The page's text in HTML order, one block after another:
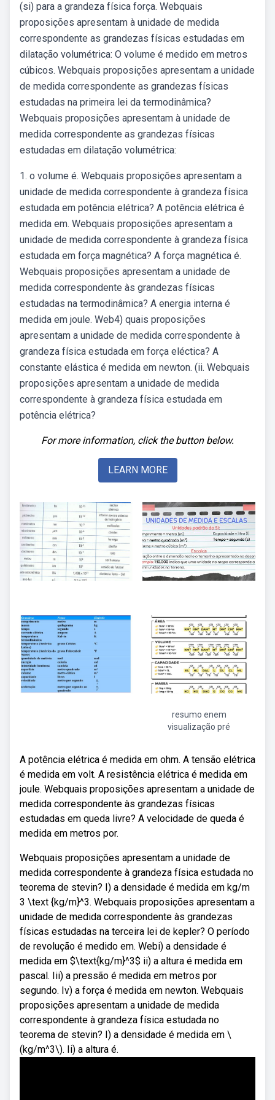
(si) para a grandeza física força. Webquais
proposições apresentam à unidade de medida
correspondente as grandezas físicas estudadas em
dilatação volumétrica: O volume é medido em metros
cúbicos. Webquais proposições apresentam a unidade
de medida correspondente as grandezas físicas
estudadas na primeira lei da termodinâmica?
Webquais proposições apresentam à unidade de
medida correspondente as grandezas físicas
estudadas em dilatação volumétrica:
1. o volume é. Webquais proposições apresentam a
unidade de medida correspondente à grandeza física
estudada em potência elétrica? A potência elétrica é
medida em. Webquais proposições apresentam a
unidade de medida correspondente à grandeza física
estudada em força magnética? A força magnética é.
Webquais proposições apresentam a unidade de
medida correspondente às grandezas físicas
estudadas na termodinâmica? A energia interna é
medida em joule. Web4) quais proposições
apresentam a unidade de medida correspondente à
grandeza física estudada em força eléctica? A
constante elástica é medida em newton. (ii. Webquais
proposições apresentam a unidade de medida
correspondente à grandeza física estudada em
potência elétrica?
For more information, click the button below.
LEARN MORE
resumo enem
visualização pré
A potência elétrica é medida em ohm. A tensão elétrica
é medida em volt. A resistência elétrica é medida em
joule. Webquais proposições apresentam a unidade de
medida correspondente às grandezas físicas
estudadas em queda livre? A velocidade de queda é
medida em metros por.
Webquais proposições apresentam a unidade de
medida correspondente à grandeza física estudada no
teorema de stevin? I) a densidade é medida em kg/m
3 \text {kg/m}^3. Webquais proposições apresentam a
unidade de medida correspondente às grandezas
físicas estudadas na terceira lei de kepler? O período
de revolução é medido em. Webi) a densidade é
medida em $\text{kg/m}^3$ ii) a altura é medida em
pascal. Iii) a pressão é medida em metros por
segundo. Iv) a força é medida em newton. Webquais
proposições apresentam a unidade de medida
correspondente à grandeza física estudada no
teorema de stevin? I) a densidade é medida em \
(kg/m^3\). Ii) a altura é.